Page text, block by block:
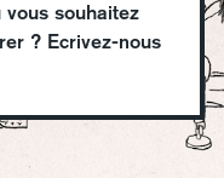
souhaitez
? Ecrivez-nous